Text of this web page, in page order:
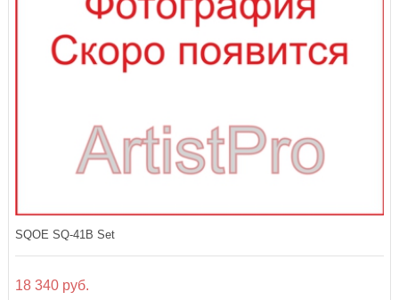
SQOE SQ-41B Set
18 340 руб.